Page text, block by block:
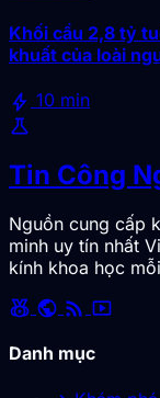
Khối cầu 2,8 tỷ
khuất của loài
bolt 10 min
science
Tin Công
Nguồn cung cấp
minh uy tín nhất
kính khoa học
social_leaderboard public rss_feed smart_display
Danh mục